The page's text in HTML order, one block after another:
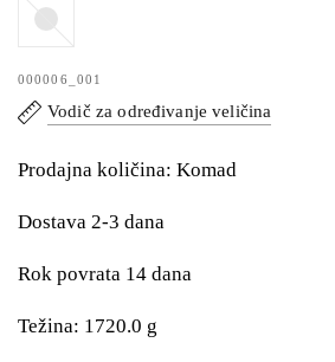
000006_001
Vodič za određivanje veličina
Prodajna količina: Komad
Dostava 2-3 dana
Rok povrata 14 dana
Težina: 1720.0 g